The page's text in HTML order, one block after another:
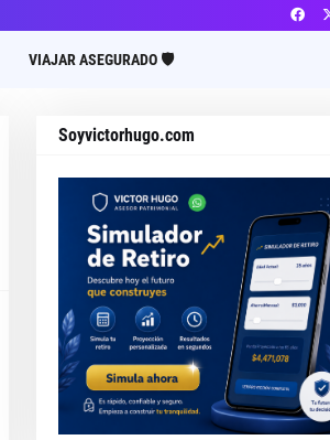
VIAJAR ASEGURADO 🛡️
Soyvictorhugo.com